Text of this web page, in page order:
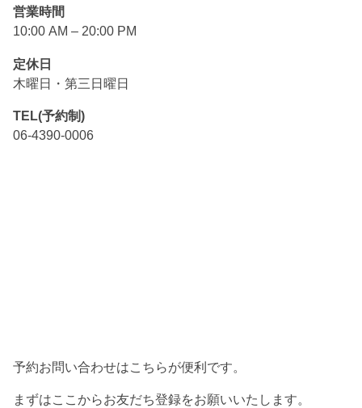
営業時間
10:00 AM – 20:00 PM
定休日
木曜日・第三日曜日
TEL(予約制)
06-4390-0006
予約お問い合わせはこちらが便利です。
まずはここからお友だち登録をお願いいたします。